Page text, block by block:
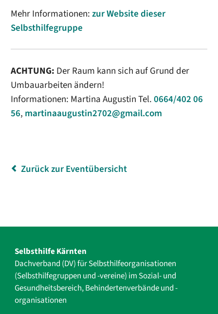
Mehr Informationen:zur Website dieser
Selbsthilfegruppe
ACHTUNG: Der Raum kann sich auf Grund der
Umbauarbeiten ändern!
Informationen: Martina Augustin Tel.0664/402 06
56, martinaaugustin2702@gmail.com
Zurück zur Eventübersicht
Selbsthilfe Kärnten
Dachverband (DV) für Selbsthilfe­organisationen
(Selbsthilfegruppen und -vereine) im Sozial- und
Gesundheits­bereich, ­Behindertenverbände und ­-
organisationen